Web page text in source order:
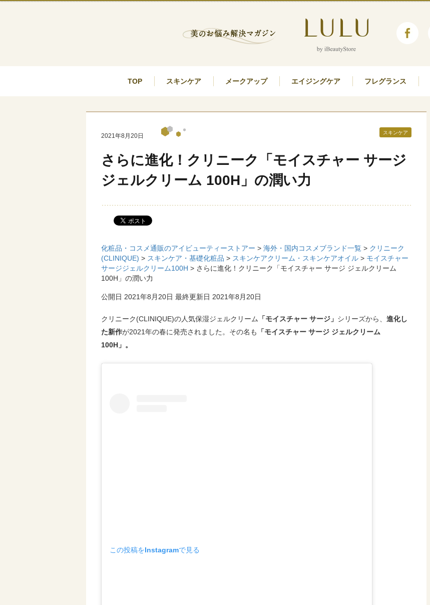
TOP スキンケア メークアップ エイジングケア フレグランス
2021年8月20日 スキンケア
さらに進化！クリニーク「モイスチャー サージ
ジェルクリーム 100H」の潤い力
化粧品・コスメ通販のアイビューティーストアー > 海外・国内コスメブランド一覧 > クリニーク
(CLINIQUE) > スキンケア・基礎化粧品 > スキンケアクリーム・スキンケアオイル > モイスチャー
サージジェルクリーム100H > さらに進化！クリニーク「モイスチャー サージ ジェルクリーム
100H」の潤い力
公開日 2021年8月20日 最終更新日 2021年8月20日
クリニーク(CLINIQUE)の人気保湿ジェルクリーム 「モイスチャー サージ」 シリーズから、 進化し
た新作が2021年の春に発売されました。その名も
「モイスチャー サージ ジェルクリーム
100H」。
この投稿をInstagramで見る